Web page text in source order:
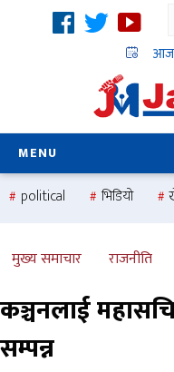
आज
MENU
political भिडियो
national
health
मुख्य समाचार राजनीति
कञ्चनलाई
सम्पन्न